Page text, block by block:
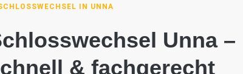
IN UNNA
Unna –
& fachgerecht